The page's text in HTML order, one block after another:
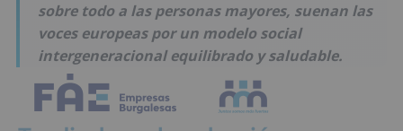
sobre todo a las personas mayores, suenan las
voces europeas por un modelo social
intergeneracional equilibrado y saludable.